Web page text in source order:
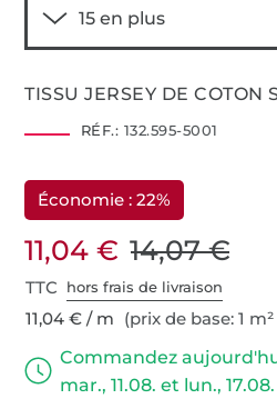
TISSU JERSEY DE COTON
RÉF.: 132.595-5001
Économie : 22%
11,04 € 14,07 €
TTC hors frais de livraison
11,04 € / m (prix de base: 1
Commandez
mar., 11.08. et lun., 17.08.